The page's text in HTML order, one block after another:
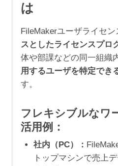
は
FileMakerユーザライセン
スとしたライセンスプロ
体や部課などの同一組織
用するユーザを特定でき
す。
フレキシブルなワ
活用例：
社内（PC）：
トップマシンで売上